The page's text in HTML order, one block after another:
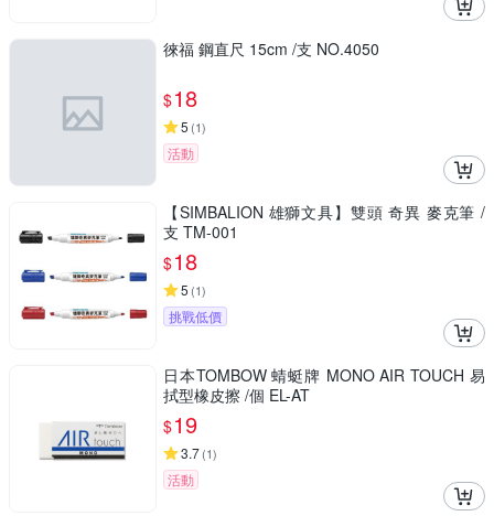
徠福 鋼直尺 15cm /支 NO.4050
$18
5 (1)
活動
【SIMBALION 雄獅文具】雙頭 奇異 麥克筆 /
支 TM-001
$18
5 (1)
挑戰低價
日本TOMBOW 蜻蜓牌 MONO AIR TOUCH 易
拭型橡皮擦 /個 EL-AT
$19
3.7(1)
活動